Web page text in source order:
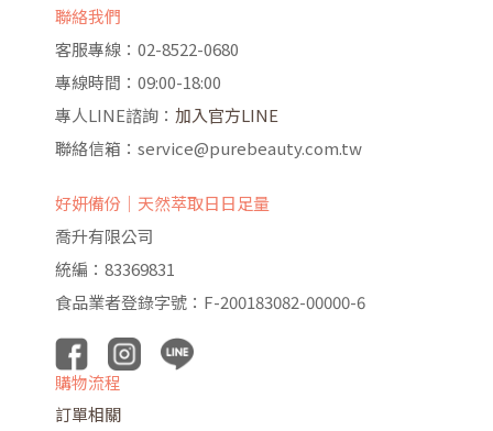
聯絡我們
客服專線：02-8522-0680
專線時間：09:00-18:00
專人LINE諮詢： 加入官方LINE
聯絡信箱：service@purebeauty.com.tw
好妍備份｜天然萃取日日足量
喬升有限公司
統編：83369831
食品業者登錄字號：F-200183082-00000-6
購物流程
訂單相關